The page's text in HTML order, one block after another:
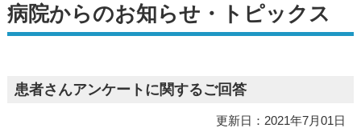
病院からのお知らせ・トピックス
患者さんアンケートに関するご回答
更新日：2021年7月01日